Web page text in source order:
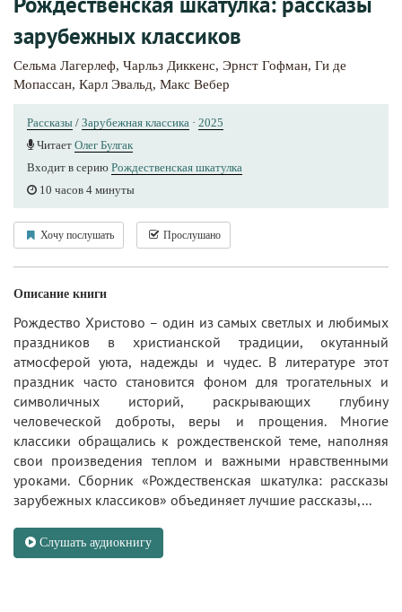
зарубежных классиков
Сельма Лагерлеф, Чарльз Диккенс, Эрнст Гофман, Ги де
Мопассан, Карл Эвальд, Макс Вебер
Рассказы / Зарубежная классика · 2025
Читает Олег Булгак
Входит в серию Рождественская шкатулка
10 часов 4 минуты
Хочу послушать Прослушано
Описание книги
Рождество Христово – один из самых светлых и любимых
праздников в христианской традиции, окутанный
атмосферой уюта, надежды и чудес. В литературе этот
праздник часто становится фоном для трогательных и
символичных историй, раскрывающих глубину
человеческой доброты, веры и прощения. Многие
классики обращались к рождественской теме, наполняя
свои произведения теплом и важными нравственными
уроками. Сборник «Рождественская шкатулка: рассказы
зарубежных классиков» объединяет лучшие рассказы,...
Слушать аудиокнигу